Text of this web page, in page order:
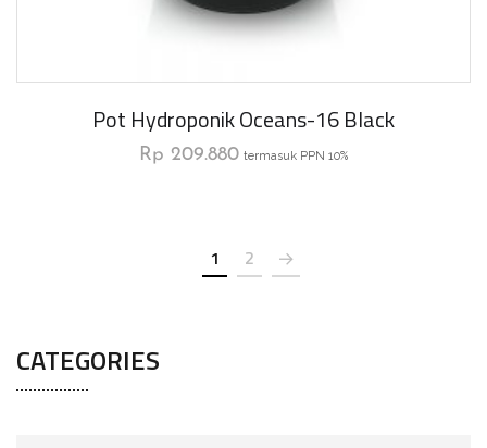
Pot Hydroponik Oceans-16 Black
Rp 209.880 termasuk PPN 10%
1 2
CATEGORIES